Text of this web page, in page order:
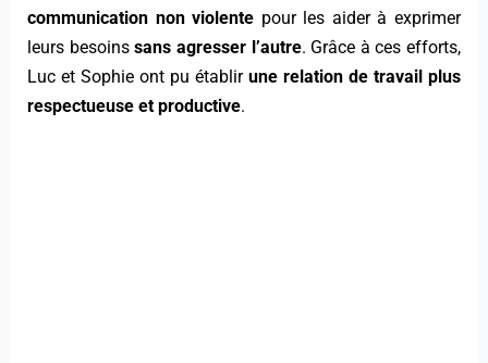
communication non violente pour les aider à exprimer
leurs besoinssans agresser l’autre. Grâce à ces efforts,
Luc et Sophie ont pu établir une relation de travail plus
respectueuse et productive.